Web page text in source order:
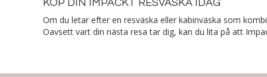
KÖP DIN IMPACKT RESVÄSKA IDAG
Om du letar efter en resväska eller kabinväska som
Oavsett vart din nästa resa tar dig, kan du lita på att